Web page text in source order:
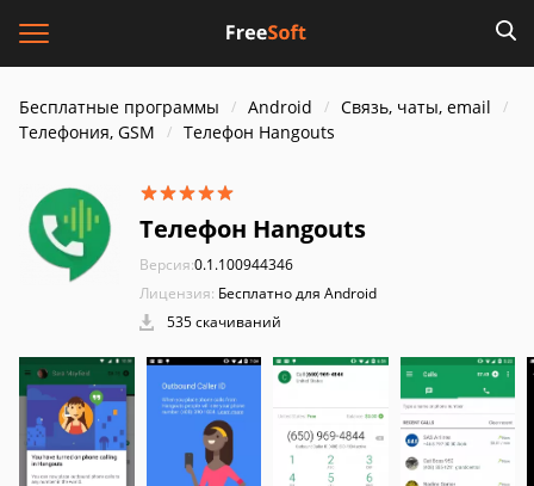
Бесплатные программы Android
Связь, чаты, email
Телефония, GSM
Телефон Hangouts
Телефон Hangouts
Версия:0.1.100944346
Лицензия: Бесплатно для Android
535 скачиваний